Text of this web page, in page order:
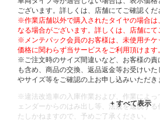
ございます。詳しくは、店舗にてご確認くだ
※作業店舗以外で購入されたタイヤの場合は
なる場合がございます。詳しくは、店舗にて
※メンテパック会員のお客様は、未使用チケ
価格に関わらず当サービスをご利用頂けます。
※ご注文時のサイズ間違いなど、お客様の責
も含め、商品の交換、返品返金等お受けい
やサイズ等をご確認の上お申し込みいただき
※違法改造車の入庫作業および、作業によっ
ェンダーからのはみ出し等、法規を逸脱す
たしかねますので、予めご了承ください。